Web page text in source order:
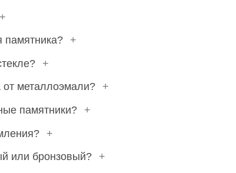
+
памятника?
+
+
от металлоэмали?
+
памятники?
+
+
или бронзовый?
+